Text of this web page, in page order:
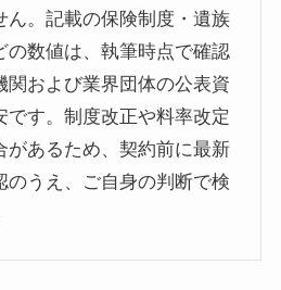
ん。記載の保険制度・遺族
の数値は、執筆時点で確認
関および業界団体の公表資
です。制度改正や料率改定
があるため、契約前に最新
のうえ、ご自身の判断で検